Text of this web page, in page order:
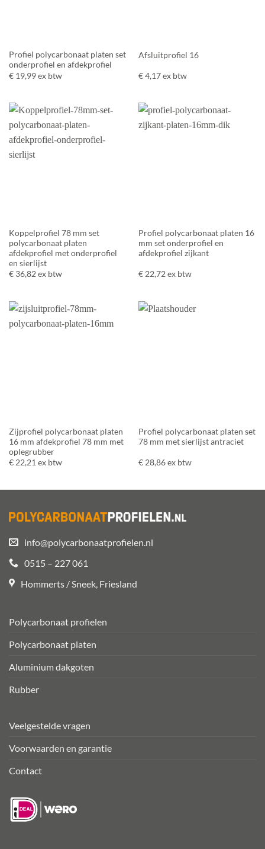
Profiel polycarbonaat platen set
onderprofiel en afdekprofiel
€19,99 ex btw
Afsluitprofiel 16
€4,17 ex btw
Koppelprofiel 78 mm set
polycarbonaat platen
afdekprofiel met onderprofiel
en sierlijst
€36,82 ex btw
Profiel polycarbonaat platen 16
mm set onderprofiel en
afdekprofiel zijkant
€22,72 ex btw
Zijprofiel polycarbonaat platen
16 mm afdekprofiel 78 mm met
oplegrubber
€22,21 ex btw
Profiel polycarbonaat platen set
78 mm met sierlijst antraciet
€28,86 ex btw
info@polycarbonaatprofielen.nl
0515 – 227 061
Hommerts / Sneek, Friesland
Polycarbonaat profielen
Polycarbonaat platen
Aluminium dakgoten
Rubber
Veelgestelde vragen
Voorwaarden en garantie
Contact